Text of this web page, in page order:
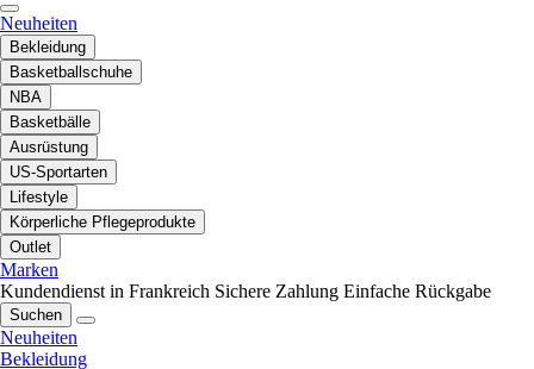
Neuheiten
Bekleidung
Basketballschuhe
NBA
Basketbälle
Ausrüstung
US-Sportarten
Lifestyle
Körperliche Pflegeprodukte
Outlet
Marken
Kundendienst in Frankreich Sichere Zahlung Einfache Rückgabe
Suchen
Neuheiten
Bekleidung